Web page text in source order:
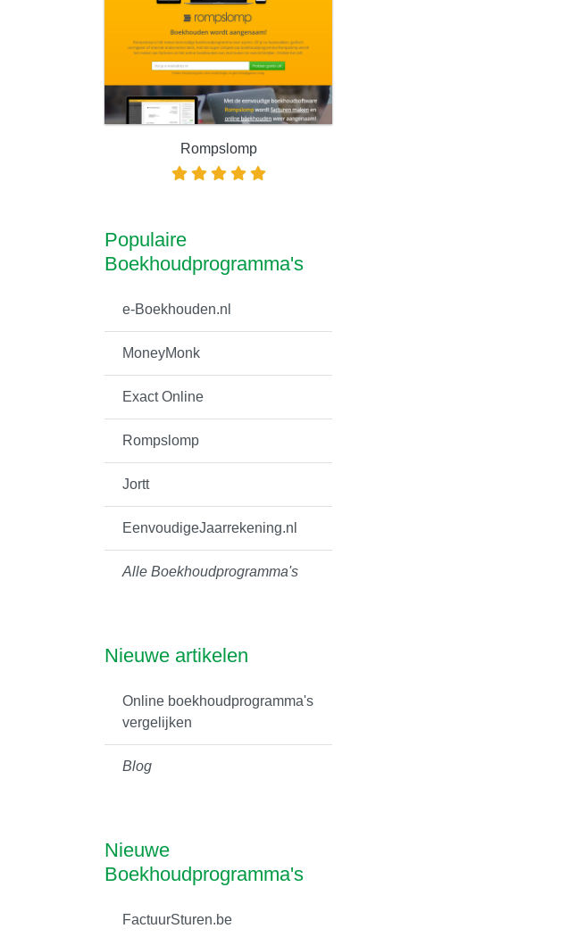
Rompslomp
Populaire
Boekhoudprogramma's
e-Boekhouden.nl
MoneyMonk
Exact Online
Rompslomp
Jortt
EenvoudigeJaarrekening.nl
Alle Boekhoudprogramma's
Nieuwe artikelen
Online boekhoudprogramma's
vergelijken
Blog
Nieuwe
Boekhoudprogramma's
FactuurSturen.be